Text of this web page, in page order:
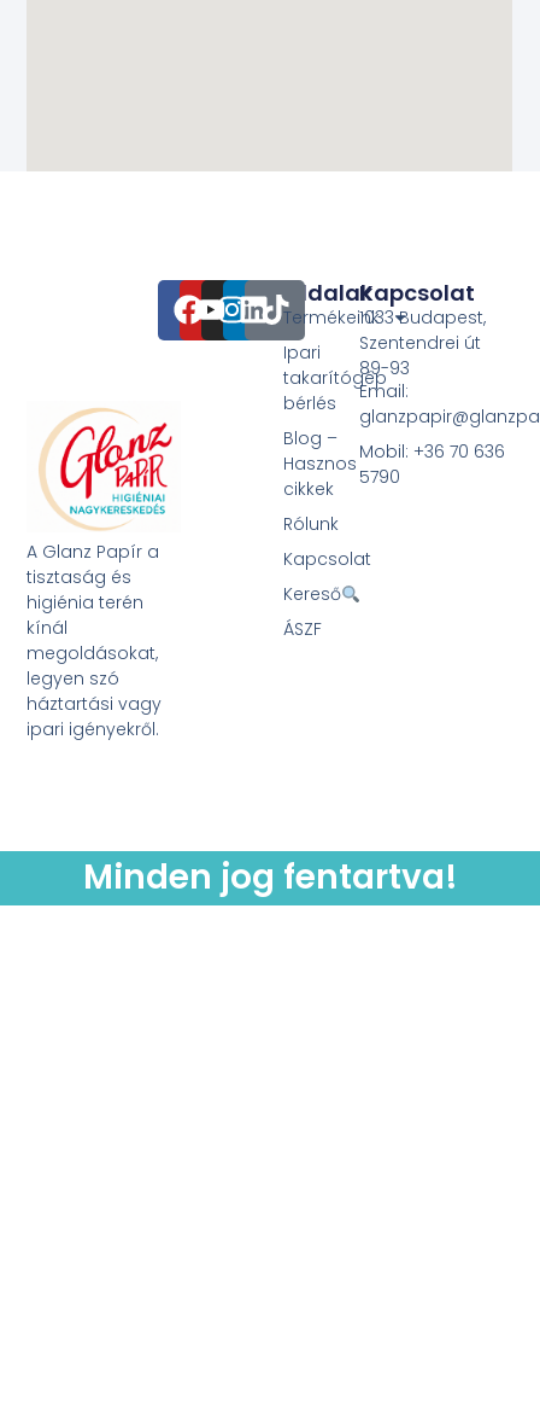
A Glanz Papír a
tisztaság és
higiénia terén
kínál
megoldásokat,
legyen szó
háztartási vagy
ipari igényekről.
Oldalak
Termékeink
Ipari
takarítógép
bérlés
Blog –
Hasznos
cikkek
Rólunk
Kapcsolat
Kereső
ÁSZF
Kapcsolat
1033 Budapest,
Szentendrei út
89-93
Email:
Mobil: +36 70 636
5790
Minden jog fentartva!